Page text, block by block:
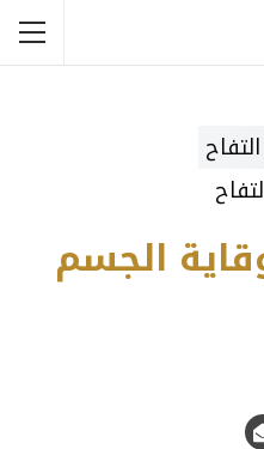
الجسم